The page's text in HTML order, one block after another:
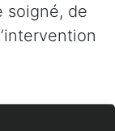
soigné, de